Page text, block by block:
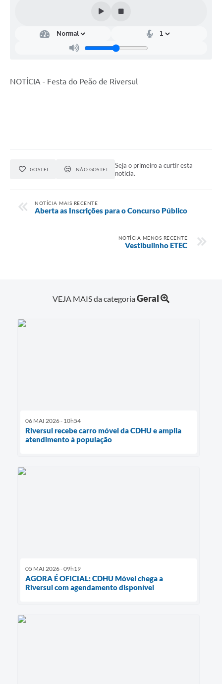
Plantão Farmácias e Saúde
Trasporte rural
NOTÍCIA - Festa do Peão de Riversul
GOSTEI NÃO GOSTEI
Seja o primeiro a curtir esta
notícia.
NOTÍCIA MAIS RECENTE
Aberta as Inscrições para o Concurso Público
NOTÍCIA MENOS RECENTE
Vestibulinho ETEC
VEJA MAIS da categoriaGeral
06 MAI 2026 - 10h54
Riversul recebe carro móvel da CDHU e amplia
atendimento à população
05 MAI 2026 - 09h19
AGORA É OFICIAL: CDHU Móvel chega a
Riversul com agendamento disponível